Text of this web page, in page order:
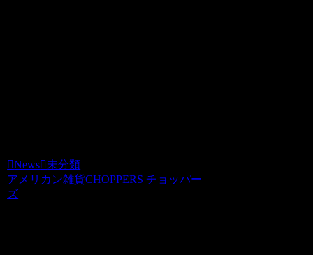
News 未分類
アメリカン雑貨CHOPPERS チョッパー
ズ